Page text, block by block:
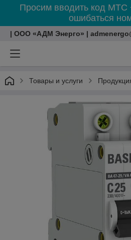
Просим вводить код МТС
ошибаться
| ООО «АДМ Энерго» |
Товары и услуги